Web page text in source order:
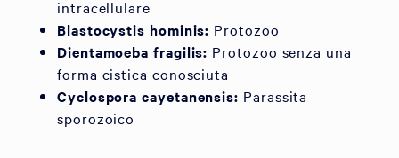
intracellulare
Blastocystis hominis: Protozoo
Dientamoeba fragilis: Protozoo senza una
forma cistica conosciuta
Cyclospora cayetanensis: Parassita
sporozoico